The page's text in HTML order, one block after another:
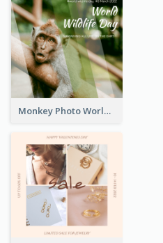
Monkey Photo World Wildlife Day Instagram Post